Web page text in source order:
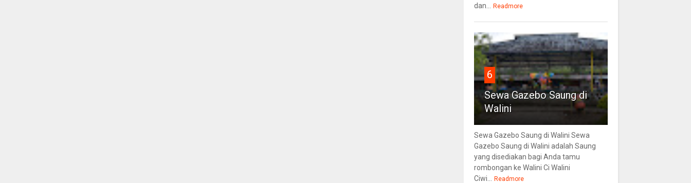
dan... Readmore
6
Sewa Gazebo Saung di
Walini
Sewa Gazebo Saung di Walini Sewa
Gazebo Saung di Walini adalah Saung
yang disediakan bagi Anda tamu
rombongan ke Walini Ci Walini
Ciwi... Readmore